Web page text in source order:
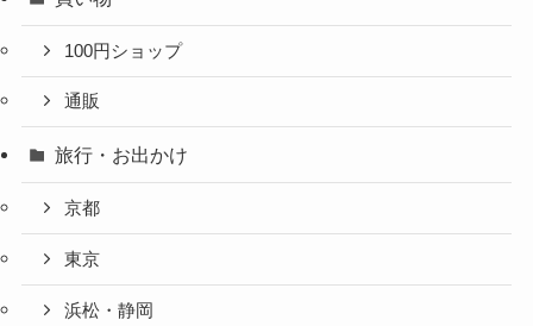
100円ショップ
通販
旅行・お出かけ
京都
東京
浜松・静岡